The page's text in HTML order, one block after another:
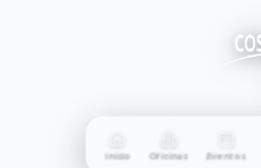
Inicio Oficinas Eventos